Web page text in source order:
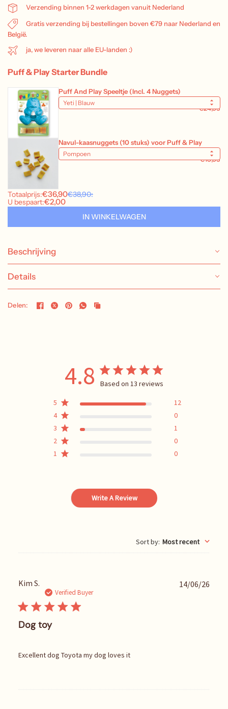
Verzending binnen 1-2 werkdagen vanuit Nederland
Gratis verzending bij bestellingen boven €79 naar Nederland en
België.
ja, we leveren naar alle EU-landen :)
Beschrijving
Details
Delen:
4.8 Based on 13 reviews
5
12
4
0
3
1
2
0
1
0
Write A Review
Sort by: Most recent
Kim S.
Verified Buyer
Dog toy
Excellent dog Toyota my dog loves it
14/06/26